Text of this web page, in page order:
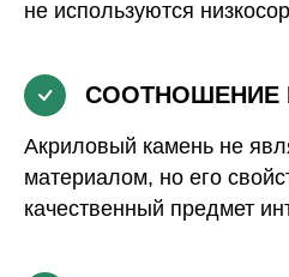
не используются
СООТНОШЕНИЕ
Акриловый камень не
материалом, но его
качественный предмет